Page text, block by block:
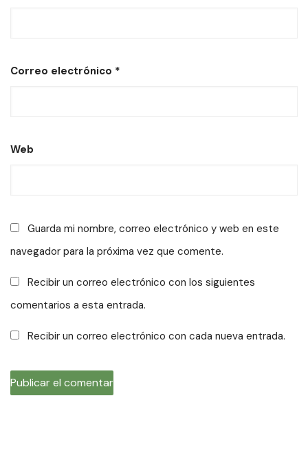
Correo electrónico *
Web
Guarda mi nombre, correo electrónico y web en este
navegador para la próxima vez que comente.
Recibir un correo electrónico con los siguientes
comentarios a esta entrada.
Recibir un correo electrónico con cada nueva entrada.